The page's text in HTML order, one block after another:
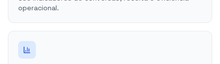
operacional.